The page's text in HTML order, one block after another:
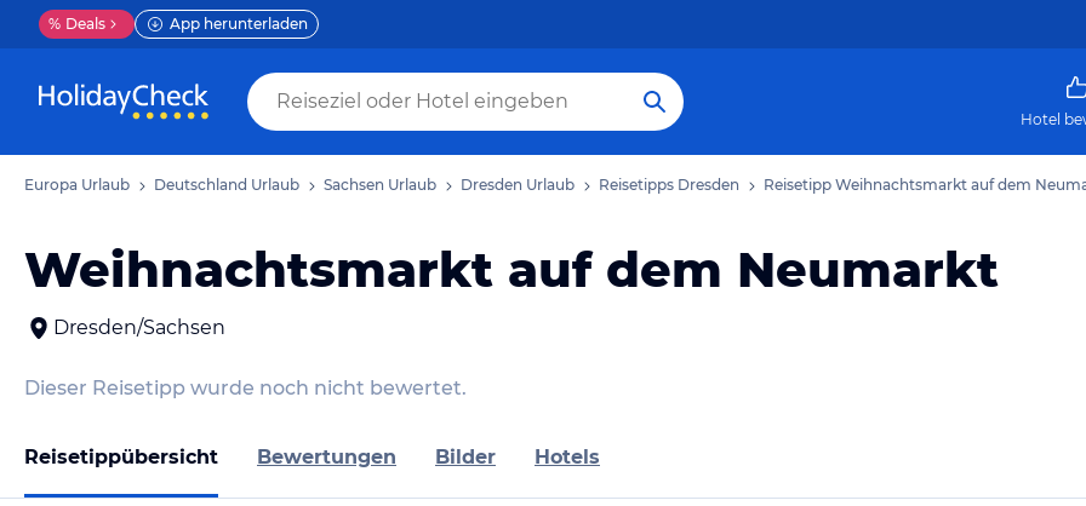
% Deals App herunterladen
Hotel
Europa Urlaub Deutschland Urlaub Sachsen Urlaub Dresden Urlaub Reisetipps Dresden Reisetipp Weihnachtsmarkt auf dem
Weihnachtsmarkt auf dem Neumarkt
Dresden/Sachsen
Dieser Reisetipp wurde noch nicht bewertet.
Reisetippübersicht Bewertungen Bilder Hotels